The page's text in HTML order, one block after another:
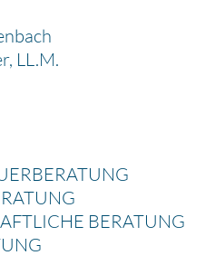
LL.M.
BERATUNG